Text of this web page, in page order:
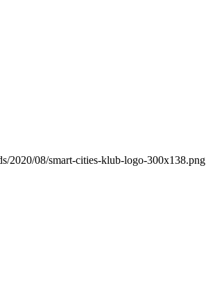
2020/08/smart-cities-klub-logo-300x138.png